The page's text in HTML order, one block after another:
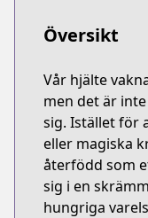
Översikt
Vår hjälte
men det är
sig. Istället för
eller magiska
återfödd som
sig i en
hungriga